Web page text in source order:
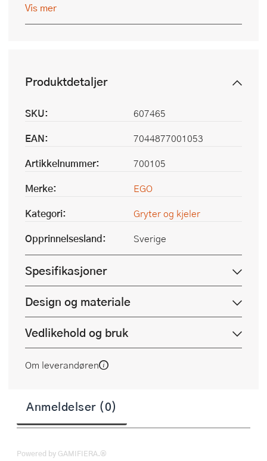
Vis mer
Produktdetaljer
SKU:
607465
EAN:
7044877001053
Artikkelnummer:
700105
Merke:
EGO
Kategori:
Gryter og kjeler
Opprinnelsesland:
Sverige
Spesifikasjoner
Design og materiale
Vedlikehold og bruk
Om leverandøren
Anmeldelser (0)
Powered by GAMIFIERA.®